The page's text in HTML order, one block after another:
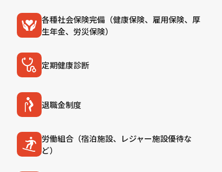
各種社会保険完備（健康保険、雇用保険、厚
生年金、労災保険）
定期健康診断
退職金制度
労働組合（宿泊施設、レジャー施設優待な
ど）